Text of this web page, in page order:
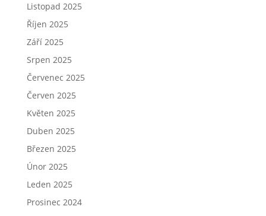
Listopad 2025
Říjen 2025
Září 2025
Srpen 2025
Červenec 2025
Červen 2025
Květen 2025
Duben 2025
Březen 2025
Únor 2025
Leden 2025
Prosinec 2024